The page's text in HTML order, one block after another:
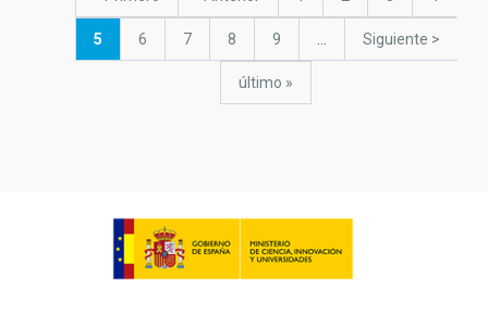
Página
5 Página
6 Página
7 Página
8 Página
9 …
Siguiente
Siguiente >
última
último »